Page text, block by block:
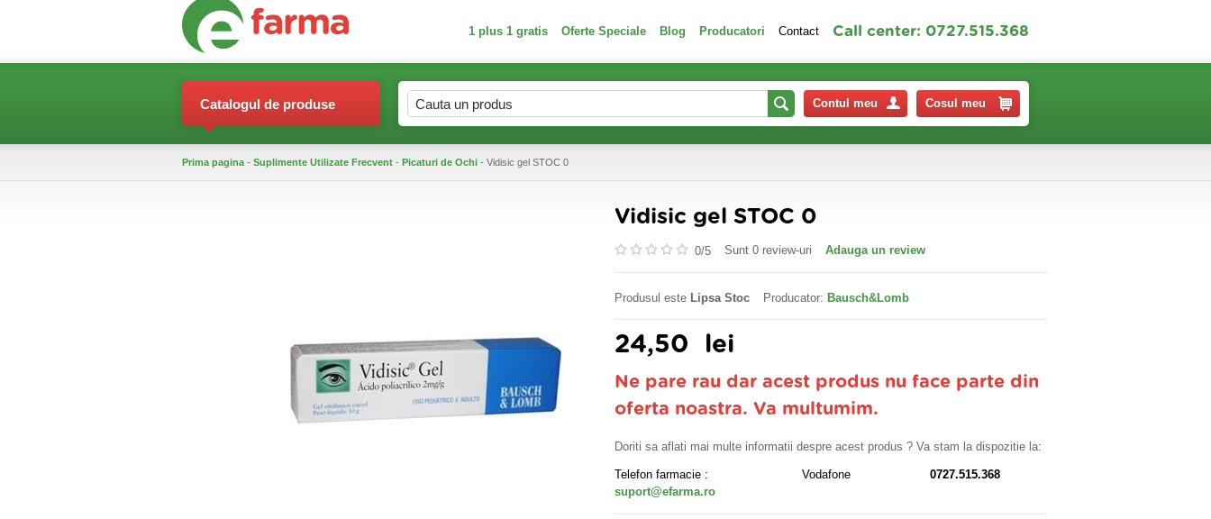
1 plus 1 gratis Oferte Speciale Blog Producatori Contact Call center: 0727.515.368
Catalogul de produse Contul meu Cosul meu
Prima pagina - Suplimente Utilizate Frecvent - Picaturi de Ochi - Vidisic gel STOC 0
Vidisic gel STOC 0
0/5 Sunt 0 review-uri Adauga un review
Produsul este Lipsa Stoc Producator: Bausch&Lomb
24,50 lei
Ne pare rau dar acest produs nu face parte din
oferta noastra. Va multumim.
Doriti sa aflati mai multe informatii despre acest produs ? Va stam la dispozitie la:
Telefon farmacie : Vodafone
0727.515.368
suport@efarma.ro